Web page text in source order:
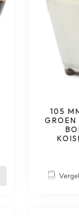
105